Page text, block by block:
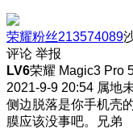
荣耀粉丝213574089
评论 举报
LV6荣耀 Magic3 Pro
2021-9-9 20:54 属地
侧边脱落是你手机壳
膜应该没事吧。兄弟